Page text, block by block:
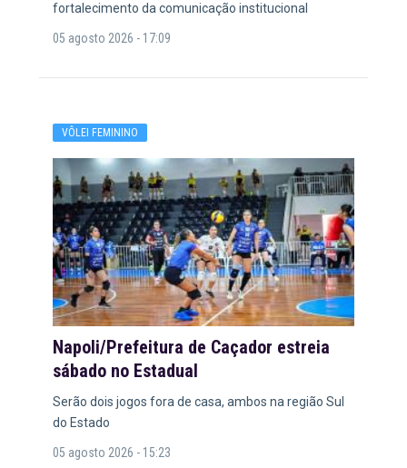
fortalecimento da comunicação institucional
05 agosto 2026 - 17:09
VÔLEI FEMININO
Napoli/Prefeitura de Caçador estreia
sábado no Estadual
Serão dois jogos fora de casa, ambos na região Sul
do Estado
05 agosto 2026 - 15:23